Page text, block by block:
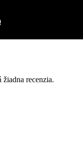
recenzia.